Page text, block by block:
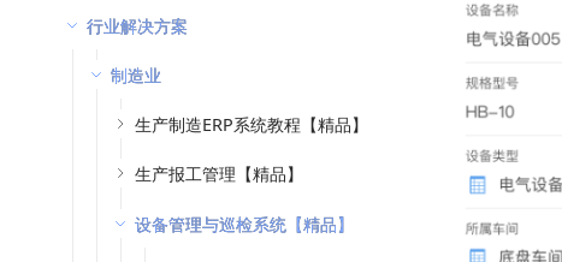
行业解决方案
制造业
生产制造ERP系统教程【精品】
生产报工管理【精品】
设备管理与巡检系统【精品】